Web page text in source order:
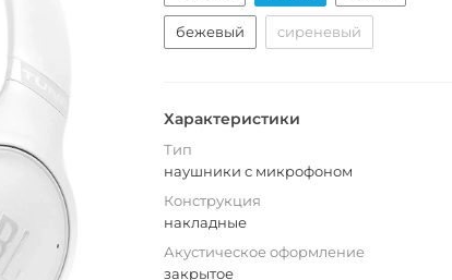
бежевый сиреневый
Характеристики
Тип
наушники с микрофоном
Конструкция
накладные
Акустическое оформление
закрытое